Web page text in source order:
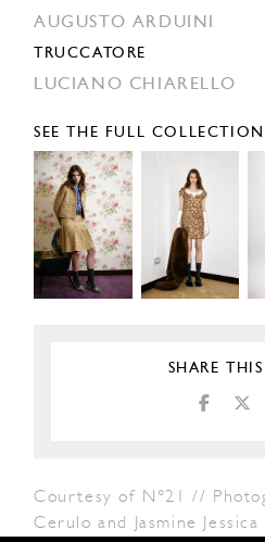
AUGUSTO ARDUINI
TRUCCATORE
LUCIANO CHIARELLO
SEE THE FULL COLLECTION
SHARE
Courtesy of N°21 //
Cerulo and Jasmine